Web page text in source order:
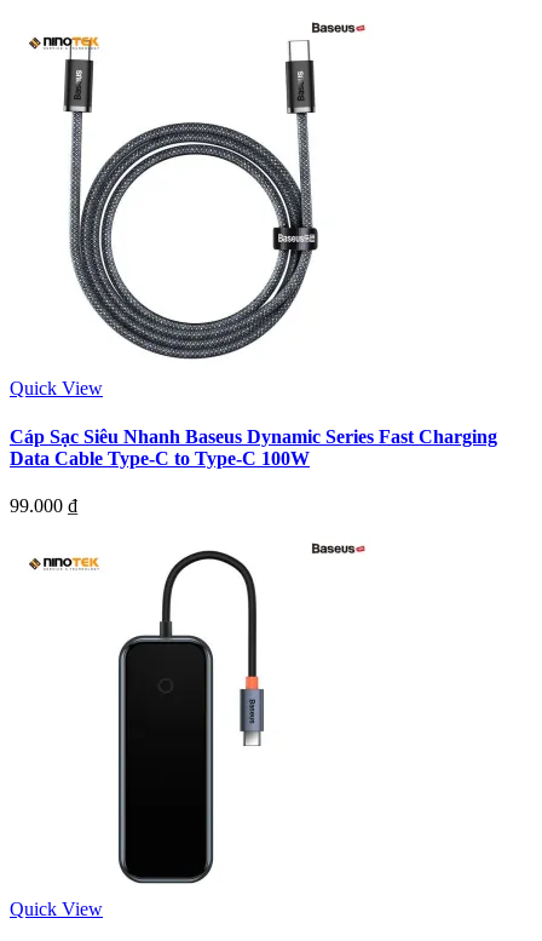
Quick View
Cáp Sạc Siêu Nhanh Baseus Dynamic Series Fast Charging
Data Cable Type-C to Type-C 100W
99.000 ₫
Quick View